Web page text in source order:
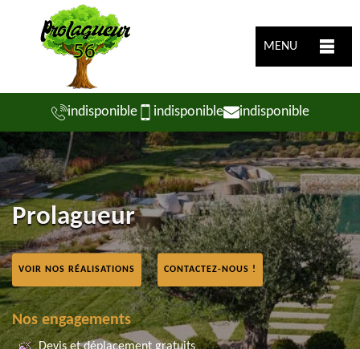
MENU
indisponible indisponible indisponible
Prolagueur
VOIR NOS RÉALISATIONS CONTACTEZ-NOUS !
Nos engagements